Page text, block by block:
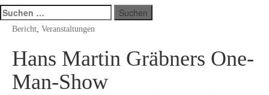
Suchen
nach:
Bericht, Veranstaltungen
Hans Martin Gräbners One-
Man-Show